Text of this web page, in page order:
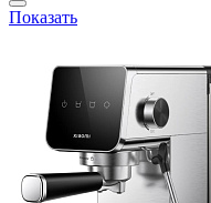
Показать